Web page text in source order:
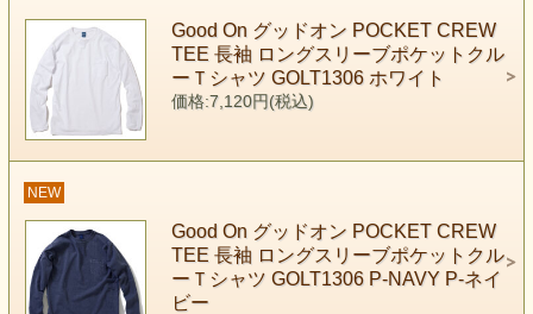
Good On グッドオン POCKET CREW
TEE 長袖 ロングスリーブポケットクル
ーＴシャツ GOLT1306 ホワイト
価格:7,120円(税込)
NEW
Good On グッドオン POCKET CREW
TEE 長袖 ロングスリーブポケットクル
ーＴシャツ GOLT1306 P-NAVY P-ネイ
ビー